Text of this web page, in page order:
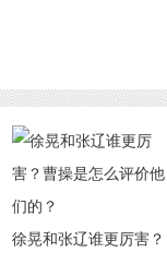
徐晃和张辽谁更厉害？